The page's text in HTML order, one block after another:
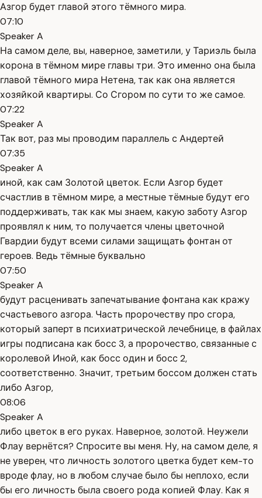
Азгор будет главой этого тёмного мира.
07:10
Speaker A
На самом деле, вы, наверное, заметили, у Тариэль была
корона в тёмном мире главы три. Это именно она была
главой тёмного мира Нетена, так как она является
хозяйкой квартиры. Со Сгором по сути то же самое.
07:22
Speaker A
Так вот, раз мы проводим параллель с Андертей
07:35
Speaker A
иной, как сам Золотой цветок. Если Азгор будет
счастлив в тёмном мире, а местные тёмные будут его
поддерживать, так как мы знаем, какую заботу Азгор
проявлял к ним, то получается члены цветочной
Гвардии будут всеми силами защищать фонтан от
героев. Ведь тёмные буквально
07:50
Speaker A
будут расценивать запечатывание фонтана как кражу
счастьевого азгора. Часть пророчеству про сгора,
который заперт в психиатрической лечебнице, в файлах
игры подписана как босс 3, а пророчество, связанные с
королевой Иной, как босс один и босс 2,
соответственно. Значит, третьим боссом должен стать
либо Азгор,
08:06
Speaker A
либо цветок в его руках. Наверное, золотой. Неужели
Флау вернётся? Спросите вы меня. Ну, на самом деле, я
не уверен, что личность золотого цветка будет кем-то
вроде флау, но в любом случае было бы неплохо, если
бы его личность была своего рода копией Флау. Как я